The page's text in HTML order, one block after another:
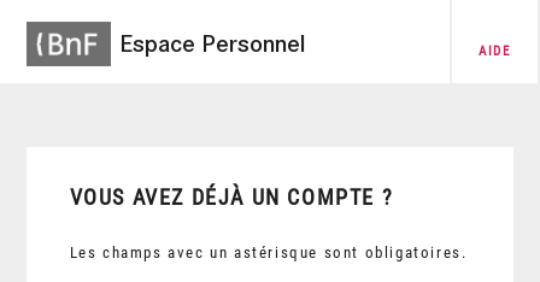
Espace Personnel AIDE
VOUS AVEZ DÉJÀ UN COMPTE ?
Les champs avec un astérisque sont obligatoires.